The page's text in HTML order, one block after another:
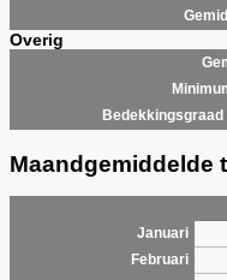
Overig
Maandgemiddelde
Januari
Februari